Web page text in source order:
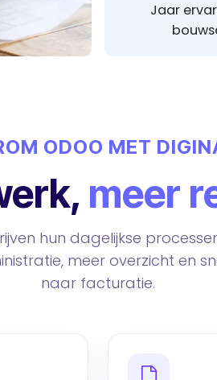
Jaar
ODOO MET
meer
hun dagelijkse
meer overzicht en
naar facturatie.